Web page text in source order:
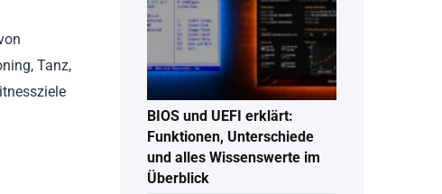
Tanz,
BIOS und UEFI erklärt:
Funktionen, Unterschiede
und alles Wissenswerte im
Überblick